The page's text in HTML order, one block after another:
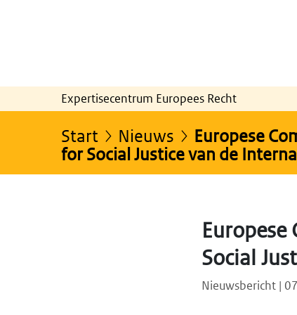
Expertisecentrum Europees Recht
Start Nieuws
Europese
for Social Justice van de
Social
Nieuwsbericht |